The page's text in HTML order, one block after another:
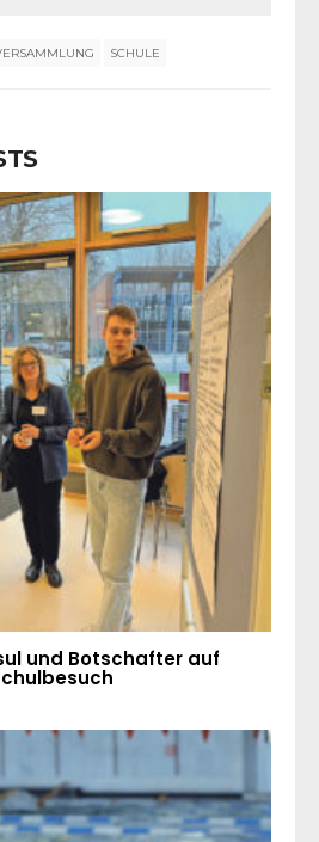
SCHULE
und Botschafter auf